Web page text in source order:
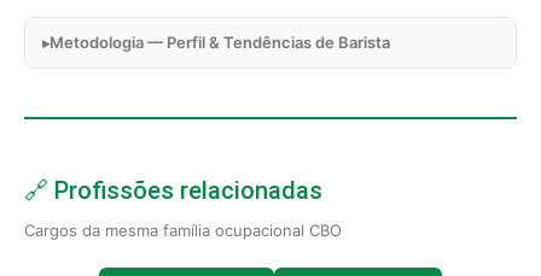
Metodologia — Perfil & Tendências de Barista
🔗 Profissões relacionadas
Cargos da mesma família ocupacional CBO